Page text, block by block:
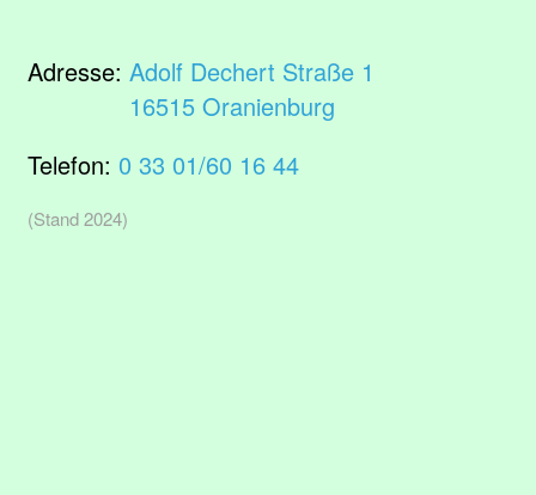
Adresse: Adolf Dechert Straße 1
16515 Oranienburg
Telefon: 0 33 01/60 16 44
(Stand 2024)